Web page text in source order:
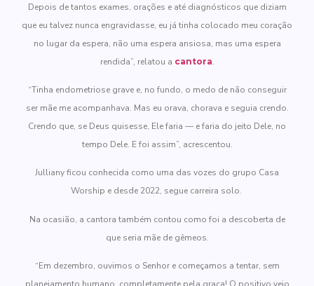
Depois de tantos exames, orações e até diagnósticos que diziam
que eu talvez nunca engravidasse, eu já tinha colocado meu coração
no lugar da espera, não uma espera ansiosa, mas uma espera
rendida”, relatou a cantora.
“Tinha endometriose grave e, no fundo, o medo de não conseguir
ser mãe me acompanhava. Mas eu orava, chorava e seguia crendo.
Crendo que, se Deus quisesse, Ele faria — e faria do jeito Dele, no
tempo Dele. E foi assim”, acrescentou.
Julliany ficou conhecida como uma das vozes do grupo Casa
Worship e desde 2022, segue carreira solo.
Na ocasião, a cantora também contou como foi a descoberta de
que seria mãe de gêmeos.
“Em dezembro, ouvimos o Senhor e começamos a tentar, sem